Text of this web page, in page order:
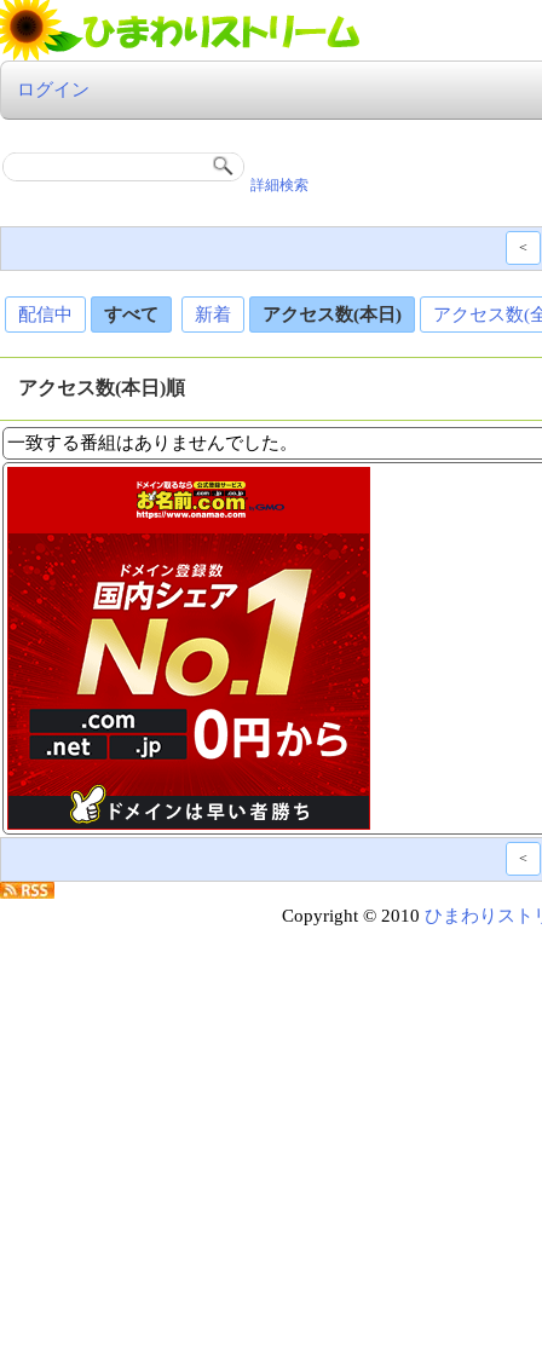
ログイン
詳細検索
<
配信中 すべて 新着 アクセス数(本日) アクセス数(
アクセス数(本日)順
一致する番組はありませんでした。
<
Copyright © 2010 ひまわりスト